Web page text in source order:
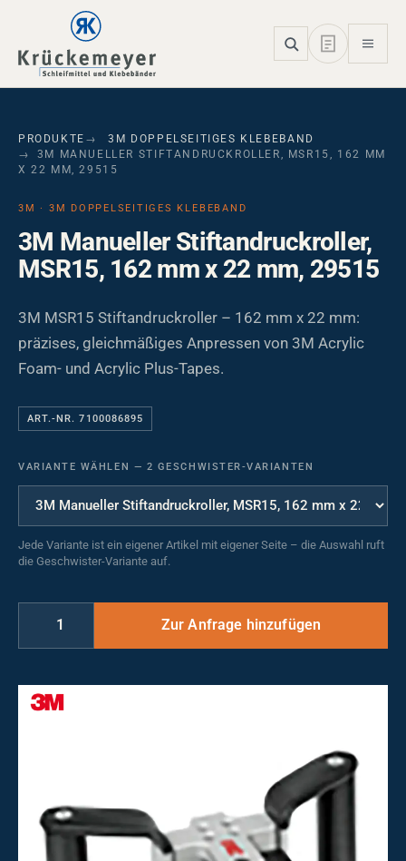
Skip to main navigation
Skip to main content
Skip to page footer
PRODUKTE
3M DOPPELSEITIGES KLEBEBAND
3M MANUELLER STIFTANDRUCKROLLER, MSR15, 162 MM
X 22 MM, 29515
3M · 3M DOPPELSEITIGES KLEBEBAND
3M Manueller Stiftandruckroller,
MSR15, 162 mm x 22 mm, 29515
3M MSR15 Stiftandruckroller – 162 mm x 22 mm:
präzises, gleichmäßiges Anpressen von 3M Acrylic
Foam- und Acrylic Plus-Tapes.
ART.-NR. 7100086895
VARIANTE WÄHLEN — 2 GESCHWISTER-VARIANTEN
Jede Variante ist ein eigener Artikel mit eigener Seite – die Auswahl ruft
die Geschwister-Variante auf.